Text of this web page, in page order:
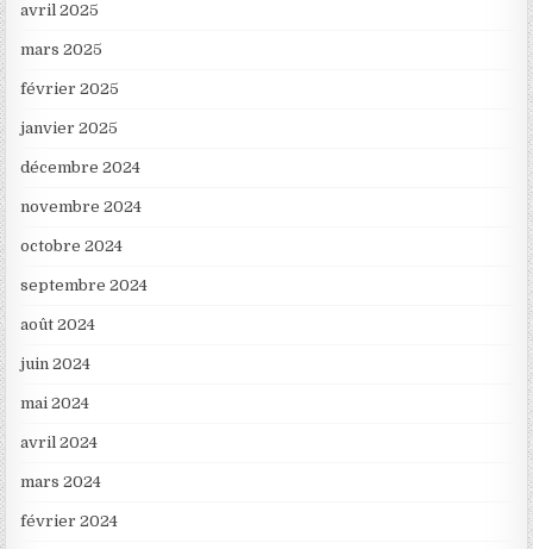
avril 2025
mars 2025
février 2025
janvier 2025
décembre 2024
novembre 2024
octobre 2024
septembre 2024
août 2024
juin 2024
mai 2024
avril 2024
mars 2024
février 2024